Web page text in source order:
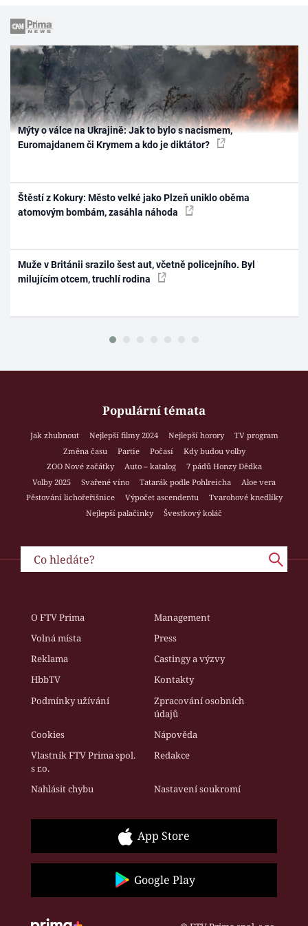
Mýty o válce na Ukrajině: Jak to bylo s nacismem,
Euromajdanem či Krymem a kdo je diktátor?
Štěstí z Kokury: Město velké jako Plzeň uniklo oběma
atomovým bombám, zasáhla náhoda
Muže v Británii srazilo šest aut, včetně policejního. Byl
milujícím otcem, truchlí rodina
Populární témata
Jak zhubnout Nejlepší filmy 2024 Nejlepší horory
TV program
Změna času
Partie Počasí
Kdy budou volby
ZOO Nové začátky
Auto – katalog
7 pádů Honzy Dědka
Volby 2025
Svařené víno Tatarák podle Pohlreicha
Aloe vera
Pěstování lichořeřišnice
Výpočet ascendentu
Tvarohové knedlíky
Nejlepší palačinky
Švestkový koláč
O FTV Prima
Management
Volná místa
Press
Reklama
Castingy a výzvy
HbbTV
Kontakty
Podmínky užívání
Zpracování osobních
údajů
Cookies
Nápověda
Vlastník FTV Prima spol.
s r.o.
Redakce
Nahlásit chybu Nastavení soukromí
App Store
Google Play